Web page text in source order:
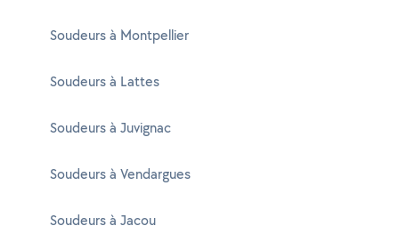
Soudeurs à Montpellier
Soudeurs à Lattes
Soudeurs à Juvignac
Soudeurs à Vendargues
Soudeurs à Jacou